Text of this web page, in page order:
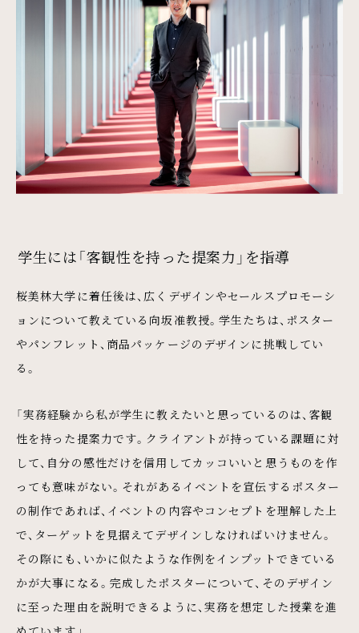
学生には「客観性を持った提案力」を指導
桜美林大学に着任後は、広くデザインやセールスプロモーシ
ョンについて教えている向坂准教授。学生たちは、ポスター
やパンフレット、商品パッケージのデザインに挑戦してい
る。
「実務経験から私が学生に教えたいと思っているのは、客観
性を持った提案力です。クライアントが持っている課題に対
して、自分の感性だけを信用してカッコいいと思うものを作
っても意味がない。それがあるイベントを宣伝するポスター
の制作であれば、イベントの内容やコンセプトを理解した上
で、ターゲットを見据えてデザインしなければいけません。
その際にも、いかに似たような作例をインプットできている
かが大事になる。完成したポスターについて、そのデザイン
に至った理由を説明できるように、実務を想定した授業を進